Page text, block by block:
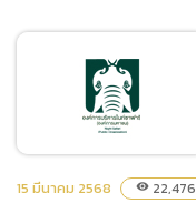
อัตรา
การเปิดโอกาสให้เกิดการมี
15 มีนาคม 2568 visibility 22,476